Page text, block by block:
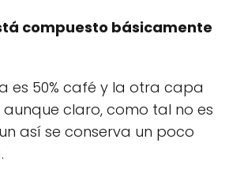
compuesto básicamente
es 50% café y la otra capa
aunque claro, como tal no es
así se conserva un poco